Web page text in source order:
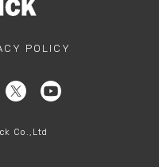
POLICY
Co.,Ltd